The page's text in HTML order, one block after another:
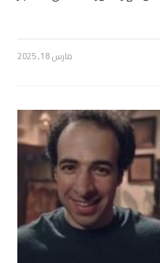
مارس 18, 2025